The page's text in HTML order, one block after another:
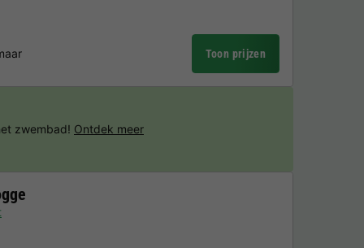
Toon prijzen
zwembad! Ontdek meer